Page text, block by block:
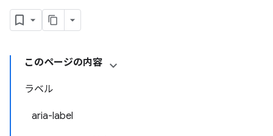
このページの内容
ラベル
aria-label